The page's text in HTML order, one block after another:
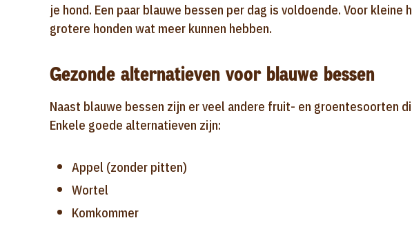
je hond. Een paar blauwe bessen per dag is voldoende. Voor
grotere honden wat meer kunnen hebben.
Gezonde alternatieven voor blauwe bessen
Naast blauwe bessen zijn er veel andere fruit- en groentesoorten
Enkele goede alternatieven zijn:
Appel (zonder pitten)
Wortel
Komkommer